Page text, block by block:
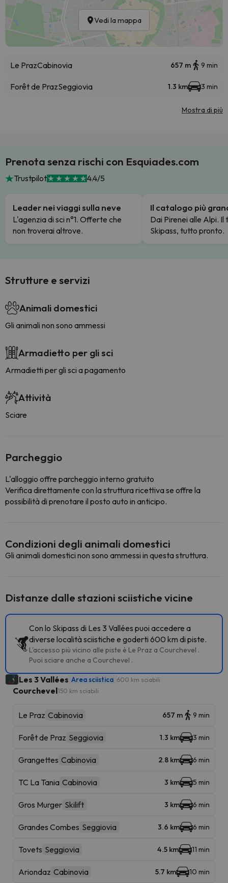
Vedi la mappa
Le PrazCabinovia 657 m 9 min
Forêt de PrazSeggiovia 1.3 km 3 min
Mostra di più
Prenota senza rischi con Esquiades.com
Trustpilot 4.4/5
Leader nei viaggi sulla neve
L'agenzia di sci n°1. Offerte che
non troverai altrove.
Il catalogo più
Dai Pirenei alle Alpi. Il
Skipass, tutto pronto.
Strutture e servizi
Animali domestici
Gli animali non sono ammessi
Armadietto per gli sci
Armadietti per gli sci a pagamento
Attività
Sciare
Parcheggio
L'alloggio offre parcheggio interno gratuito
Verifica direttamente con la struttura ricettiva se offre la
possibilità di prenotare il posto auto in anticipo.
Condizioni degli animali domestici
Gli animali domestici non sono ammessi in questa struttura.
Distanze dalle stazioni sciistiche vicine
Con lo Skipass di Les 3 Vallées puoi accedere a
diverse località sciistiche e goderti 600 km di piste.
L'accesso più vicino alle piste è Le Praz a Courchevel .
Puoi sciare anche a Courchevel .
Les 3 Vallées Area sciistica 600 km sciabili
Courchevel150 km sciabili
Le Praz Cabinovia 657 m 9 min
Forêt de Praz Seggiovia 1.3 km 3 min
Grangettes Cabinovia 2.8 km 6 min
TC La Tania Cabinovia 3 km 5 min
Gros Murger Skilift 3 km 6 min
Grandes Combes Seggiovia 3.6 km 6 min
Tovets Seggiovia 4.5 km 11 min
Ariondaz Cabinovia 5.7 km 10 min